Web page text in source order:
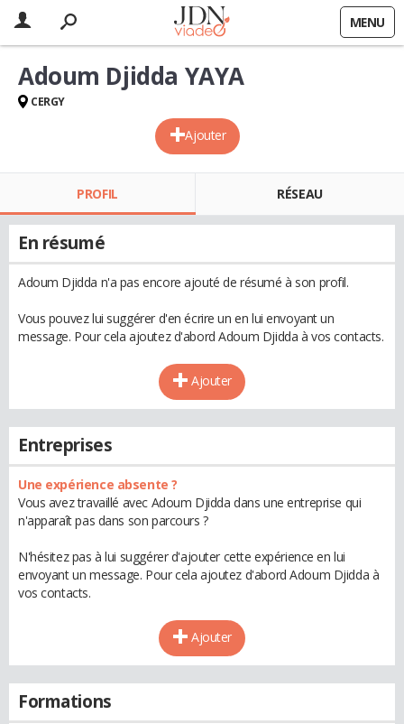
MENU
Ajouter
Adoum Djidda YAYA
CERGY
PROFIL RÉSEAU
En résumé
Adoum Djidda n'a pas encore ajouté de résumé à son profil.
Vous pouvez lui suggérer d'en écrire un en lui envoyant un
message. Pour cela ajoutez d'abord Adoum Djidda à vos contacts.
Ajouter
Entreprises
Une expérience absente ?
Vous avez travaillé avec Adoum Djidda dans une entreprise qui
n'apparaît pas dans son parcours ?
N'hésitez pas à lui suggérer d'ajouter cette expérience en lui
envoyant un message. Pour cela ajoutez d'abord Adoum Djidda à
vos contacts.
Ajouter
Formations